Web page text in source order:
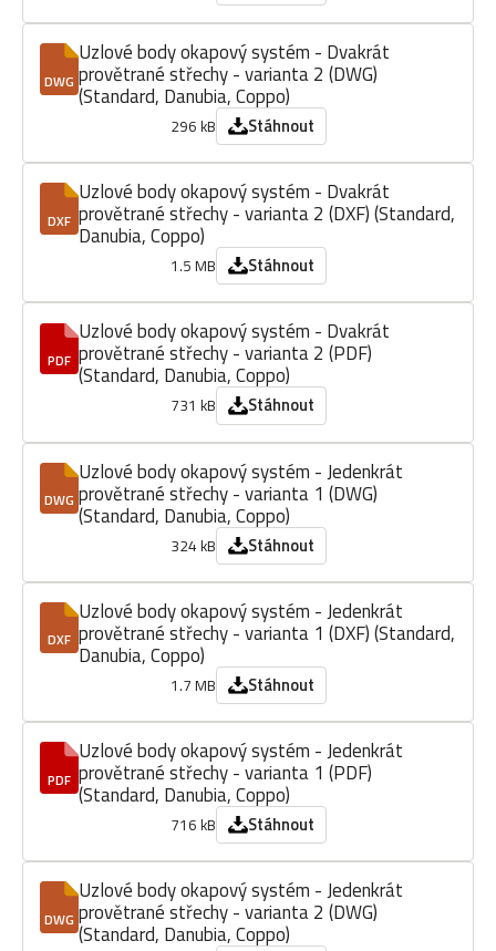
DWG
Uzlové body okapový systém - Dvakrát
provětrané střechy - varianta 2 (DWG)
(Standard, Danubia, Coppo)
296 kB Stáhnout
DXF
Uzlové body okapový systém - Dvakrát
provětrané střechy - varianta 2 (DXF) (Standard,
Danubia, Coppo)
1.5 MB Stáhnout
PDF
Uzlové body okapový systém - Dvakrát
provětrané střechy - varianta 2 (PDF)
(Standard, Danubia, Coppo)
731 kB Stáhnout
DWG
Uzlové body okapový systém - Jedenkrát
provětrané střechy - varianta 1 (DWG)
(Standard, Danubia, Coppo)
324 kB Stáhnout
DXF
Uzlové body okapový systém - Jedenkrát
provětrané střechy - varianta 1 (DXF) (Standard,
Danubia, Coppo)
1.7 MB Stáhnout
PDF
Uzlové body okapový systém - Jedenkrát
provětrané střechy - varianta 1 (PDF)
(Standard, Danubia, Coppo)
716 kB Stáhnout
DWG
Uzlové body okapový systém - Jedenkrát
provětrané střechy - varianta 2 (DWG)
(Standard, Danubia, Coppo)